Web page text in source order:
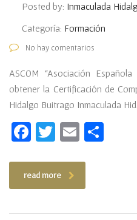
Posted by: Inmaculada
Categoría: Formación
No hay comentarios
ASCOM “Asociación
obtener la Certificación de
Hidalgo Buitrago Inmaculada
Facebook
TwitterEmail
read more